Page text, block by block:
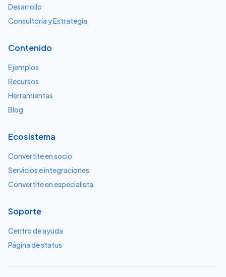
Desarrollo
Consultoría y Estrategia
Contenido
Ejemplos
Recursos
Herramientas
Blog
Ecosistema
Convertite en socio
Servicios e integraciones
Convertite en especialista
Soporte
Centro de ayuda
Página de status